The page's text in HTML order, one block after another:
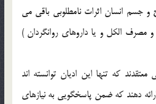
و جسم انسان اثرات نامطلوبي باقي مي
مصرف الکل و يا داروهاي روانگردان )
که تنها اين اديان توانسته اند
دهند که ضمن پاسخگويي به نيازهاي